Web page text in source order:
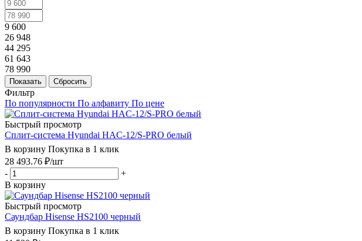
9 600
26 948
44 295
61 643
78 990
Показать Сбросить
Фильтр
По популярности По алфавиту По цене
Быстрый просмотр
Сплит-система Hyundai HAC-12/S-PRO белый
В корзину Покупка в 1 клик
28 493.76 ₽/шт
-
+
В корзину
Быстрый просмотр
Саундбар Hisense HS2100 черный
В корзину Покупка в 1 клик